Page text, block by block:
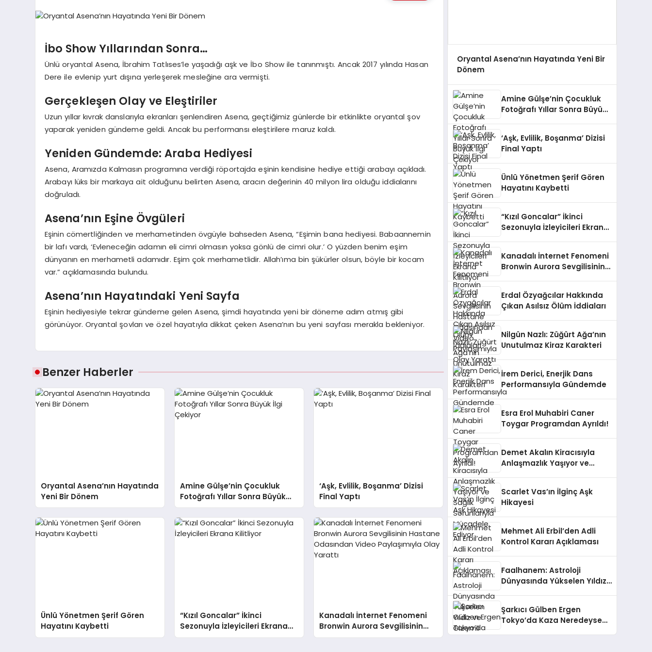
İbo Show Yıllarından Sonra…
Ünlü oryantal Asena, İbrahim Tatlıses’le yaşadığı aşk ve İbo Show ile tanınmıştı. Ancak 2017 yılında Hasan
Dere ile evlenip yurt dışına yerleşerek mesleğine ara vermişti.
Gerçekleşen Olay ve Eleştiriler
Uzun yıllar kıvrak danslarıyla ekranları şenlendiren Asena, geçtiğimiz günlerde bir etkinlikte oryantal şov
yaparak yeniden gündeme geldi. Ancak bu performansı eleştirilere maruz kaldı.
Yeniden Gündemde: Araba Hediyesi
Asena, Aramızda Kalmasın programına verdiği röportajda eşinin kendisine hediye ettiği arabayı açıkladı.
Arabayı lüks bir markaya ait olduğunu belirten Asena, aracın değerinin 40 milyon lira olduğu iddialarını
doğruladı.
Asena’nın Eşine Övgüleri
Eşinin cömertliğinden ve merhametinden övgüyle bahseden Asena, “Eşimin bana hediyesi. Babaannemin
bir lafı vardı, ‘Evleneceğin adamın eli cimri olmasın yoksa gönlü de cimri olur.’ O yüzden benim eşim
dünyanın en merhametli adamıdır. Eşim çok merhametlidir. Allah’ıma bin şükürler olsun, böyle bir kocam
var.” açıklamasında bulundu.
Asena’nın Hayatındaki Yeni Sayfa
Eşinin hediyesiyle tekrar gündeme gelen Asena, şimdi hayatında yeni bir döneme adım atmış gibi
görünüyor. Oryantal şovları ve özel hayatıyla dikkat çeken Asena’nın bu yeni sayfası merakla bekleniyor.
Benzer Haberler
Oryantal Asena’nın Hayatında
Yeni Bir Dönem
Amine Gülşe’nin Çocukluk
Fotoğrafı Yıllar Sonra Büyük
İlgi Çekiyor
‘Aşk, Evlilik, Boşanma’ Dizisi
Final Yaptı
Ünlü Yönetmen Şerif Gören
Hayatını Kaybetti
“Kızıl Goncalar” İkinci
Sezonuyla İzleyicileri Ekrana
Kilitliyor
Kanadalı İnternet Fenomeni
Bronwin Aurora Sevgilisinin
Hastane Odasından Video
Oryantal Asena’nın Hayatında Yeni Bir
Dönem
Amine Gülşe’nin Çocukluk
Fotoğrafı Yıllar Sonra Büyük
‘Aşk, Evlilik, Boşanma’ Dizisi
Final Yaptı
Ünlü Yönetmen Şerif Gören
Hayatını Kaybetti
“Kızıl Goncalar” İkinci
Sezonuyla İzleyicileri Ekrana
Kanadalı İnternet Fenomeni
Bronwin Aurora Sevgilisinin
Erdal Özyağcılar Hakkında
Çıkan Asılsız Ölüm İddiaları
Nilgün Nazlı: Züğürt Ağa’nın
Unutulmaz Kiraz Karakteri
İrem Derici, Enerjik Dans
Performansıyla Gündemde
Esra Erol Muhabiri Caner
Toygar Programdan Ayrıldı!
Demet Akalın Kiracısıyla
Anlaşmazlık Yaşıyor ve
Scarlet Vas’ın İlginç Aşk
Hikayesi
Mehmet Ali Erbil’den Adli
Kontrol Kararı Açıklaması
Faalhanem: Astroloji
Dünyasında Yükselen Yıldız
Şarkıcı Gülben Ergen
Tokyo’da Kaza Neredeyse